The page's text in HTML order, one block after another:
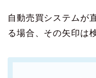
自動売買システムが
る場合、その矢印は